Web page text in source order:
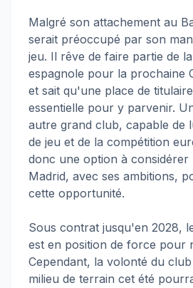
Malgré son attachement au
serait préoccupé par son
jeu. Il rêve de faire partie de
espagnole pour la prochaine
et sait qu'une place de
essentielle pour y parvenir.
autre grand club, capable de
de jeu et de la compétition
donc une option à considérer
Madrid, avec ses ambitions,
cette opportunité.
Sous contrat jusqu'en 2028,
est en position de force pour
Cependant, la volonté du
milieu de terrain cet été